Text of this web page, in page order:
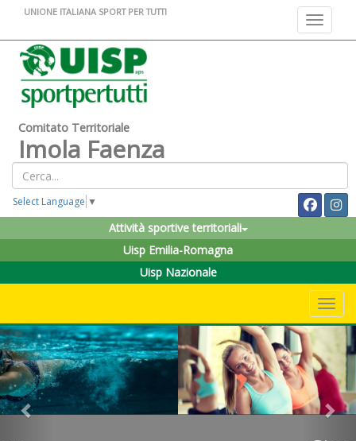
Toggle
UNIONE ITALIANA SPORT PER TUTTI
Comitato Territoriale
Imola Faenza
Select Language ▼
Attività sportive territoriali
Uisp Emilia-Romagna
Uisp Nazionale
Previous